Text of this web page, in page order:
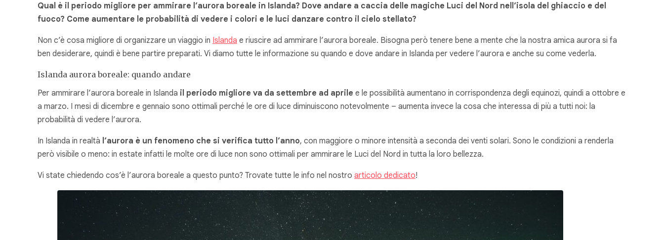
Qual è il periodo migliore per ammirare l’aurora boreale in Islanda? Dove andare a caccia delle magiche Luci del Nord nell’isola del ghiaccio e del
fuoco? Come aumentare le probabilità di vedere i colori e le luci danzare contro il cielo stellato?
Non c’è cosa migliore di organizzare un viaggio in Islanda e riuscire ad ammirare l’aurora boreale. Bisogna però tenere bene a mente che la nostra amica aurora si fa
ben desiderare, quindi è bene partire preparati. Vi diamo tutte le informazione su quando e dove andare in Islanda per vedere l’aurora e anche su come vederla.
Islanda aurora boreale: quando andare
Per ammirare l’aurora boreale in Islanda il periodo migliore va da settembre ad aprile e le possibilità aumentano in corrispondenza degli equinozi, quindi a ottobre e
a marzo. I mesi di dicembre e gennaio sono ottimali perché le ore di luce diminuiscono notevolmente – aumenta invece la cosa che interessa di più a tutti noi: la
probabilità di vedere l’aurora.
In Islanda in realtà l’aurora è un fenomeno che si verifica tutto l’anno, con maggiore o minore intensità a seconda dei venti solari. Sono le condizioni a renderla
però visibile o meno: in estate infatti le molte ore di luce non sono ottimali per ammirare le Luci del Nord in tutta la loro bellezza.
Vi state chiedendo cos’è l’aurora boreale a questo punto? Trovate tutte le info nel nostro articolo dedicato!